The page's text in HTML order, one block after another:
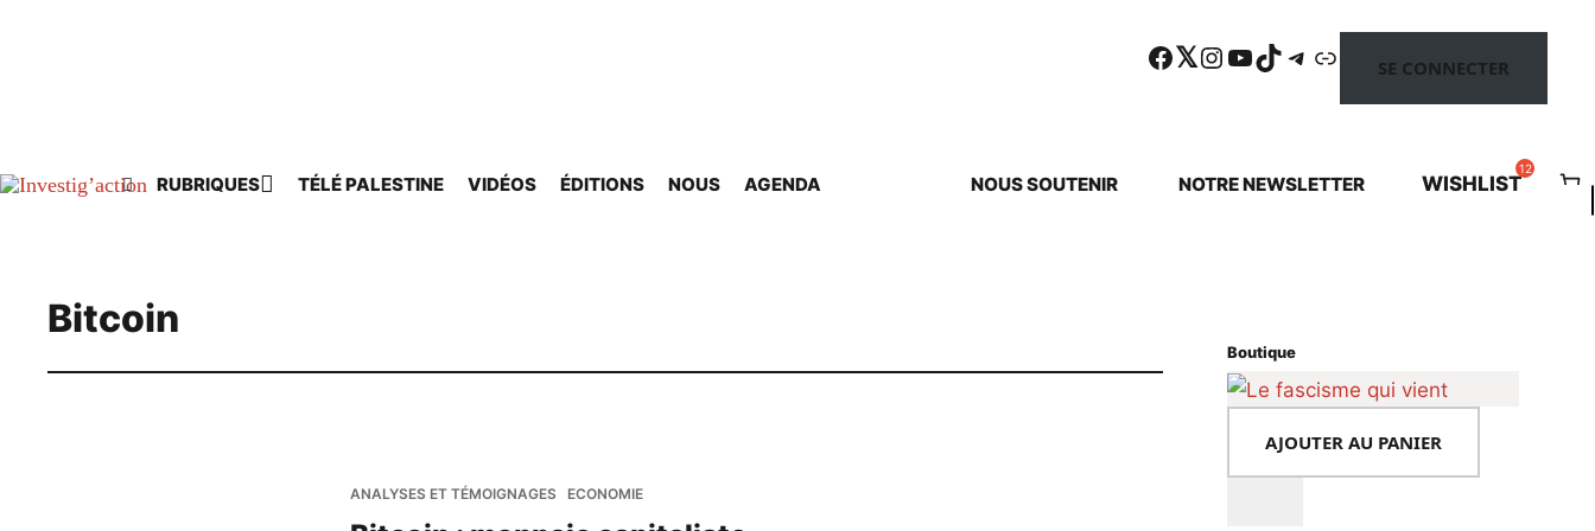
Facebook Twitter Instagram YouTube TikTok Telegram Lien SE CONNECTER
RUBRIQUES TÉLÉ PALESTINE VIDÉOS ÉDITIONS NOUS AGENDA NOUS SOUTENIR NOTRE NEWSLETTER WISHLIST
Bitcoin
ANALYSES ET TÉMOIGNAGES ECONOMIE
Boutique
AJOUTER AU PANIER